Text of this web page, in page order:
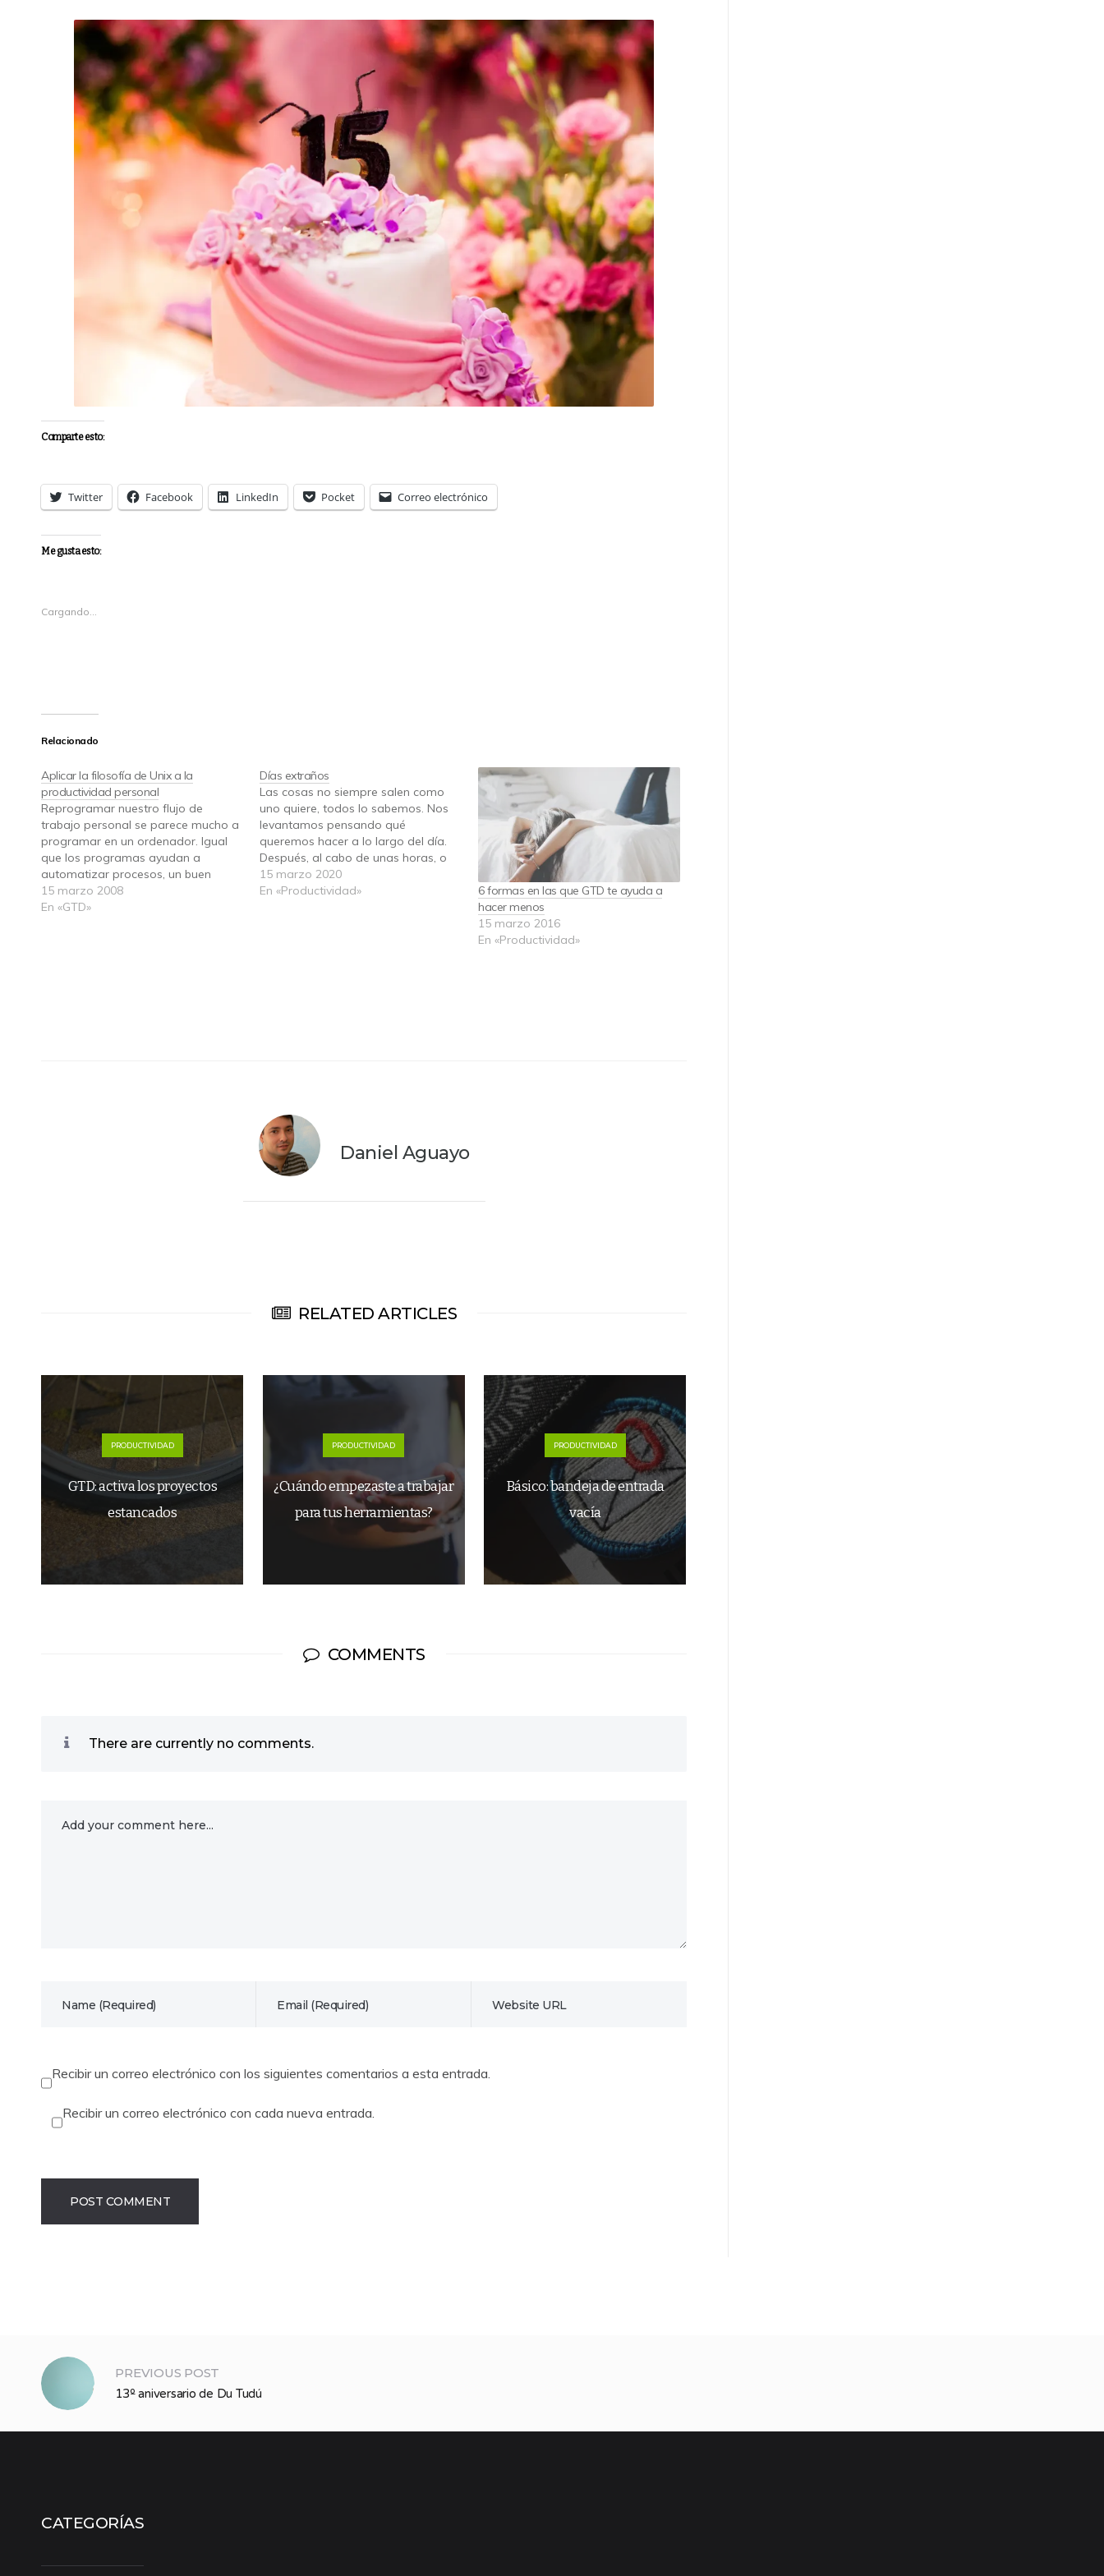
Comparte esto:
Twitter Facebook LinkedIn Pocket Correo electrónico
Me gusta esto:
Cargando...
Relacionado
Aplicar la filosofía de Unix a la
productividad personal
Reprogramar nuestro flujo de
trabajo personal se parece mucho a
programar en un ordenador. Igual
que los programas ayudan a
automatizar procesos, un buen
sistema de productividad nos ayuda
a automatizar la información que
15 marzo 2008
En «GTD»
Días extraños
Las cosas no siempre salen como
uno quiere, todos lo sabemos. Nos
levantamos pensando qué
queremos hacer a lo largo del día.
Después, al cabo de unas horas, o
minutos, la vida toma sus propias
decisiones: ya no tenemos el tiempo
15 marzo 2020
En «Productividad»
6 formas en las que GTD te ayuda a
hacer menos
15 marzo 2016
En «Productividad»
Daniel Aguayo
RELATED ARTICLES
PRODUCTIVIDAD
GTD: activa los proyectos
estancados
PRODUCTIVIDAD
¿Cuándo empezaste a trabajar
para tus herramientas?
PRODUCTIVIDAD
Básico: bandeja de entrada
vacía
COMMENTS
There are currently no comments.
Recibir un correo electrónico con los siguientes comentarios a esta entrada.
Recibir un correo electrónico con cada nueva entrada.
PREVIOUS POST
13º aniversario de Du Tudú
CATEGORÍAS